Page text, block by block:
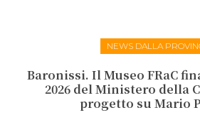
NEWS DALLA
Baronissi. Il Museo FRaC
2026 del Ministero della
progetto su Mario